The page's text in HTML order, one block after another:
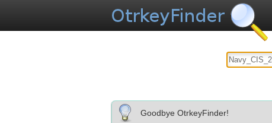
Goodbye OtrkeyFinder!